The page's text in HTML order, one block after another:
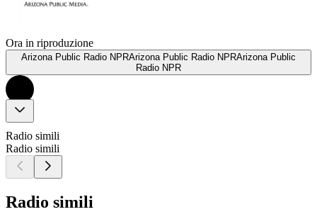
Ora in riproduzione
Arizona Public Radio NPRArizona Public Radio NPRArizona Public
Radio NPR
Radio simili
Radio simili
Radio simili